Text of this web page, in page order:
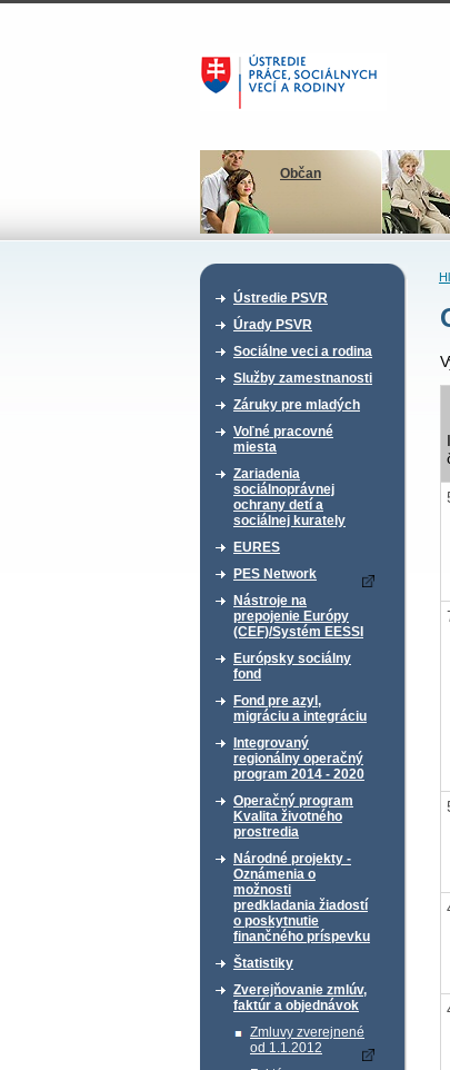
Občan
Ústredie PSVR
Úrady PSVR
Sociálne veci a rodina
Služby zamestnanosti
Záruky pre mladých
Voľné pracovné
miesta
Zariadenia
sociálnoprávnej
ochrany detí a
sociálnej kurately
EURES
PES Network
Nástroje na
prepojenie Európy
(CEF)/Systém EESSI
Európsky sociálny
fond
Fond pre azyl,
migráciu a integráciu
Integrovaný
regionálny operačný
program 2014 - 2020
Operačný program
Kvalita životného
prostredia
Národné projekty -
Oznámenia o
možnosti
predkladania žiadostí
o poskytnutie
finančného príspevku
Štatistiky
Zverejňovanie zmlúv,
faktúr a objednávok
Zmluvy zverejnené
od 1.1.2012